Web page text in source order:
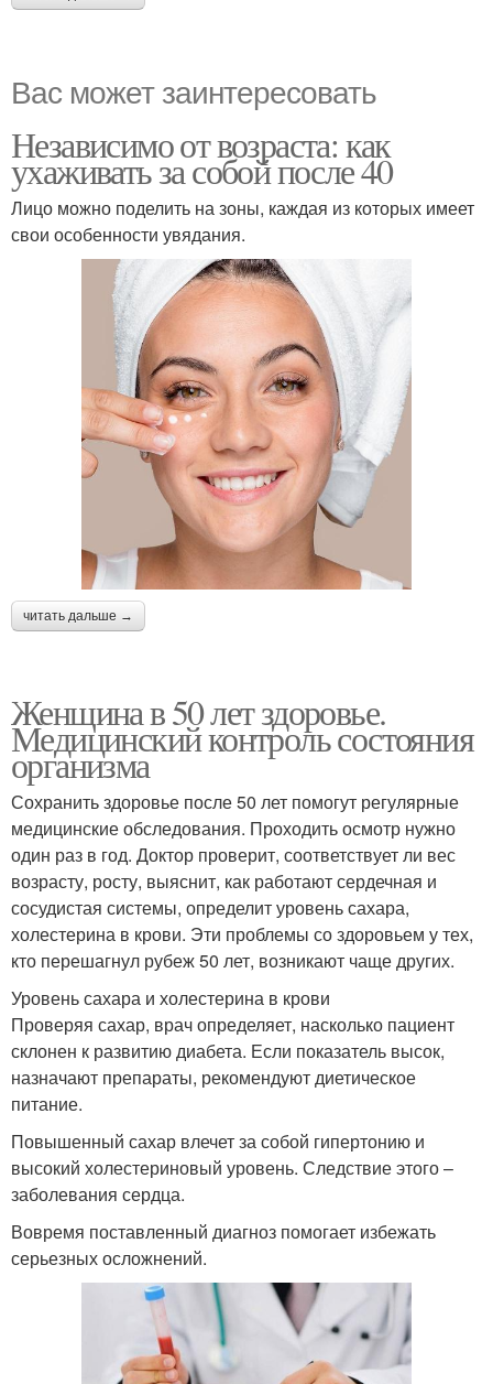
Вас может заинтересовать
Независимо от возраста: как
ухаживать за собой после 40
Лицо можно поделить на зоны, каждая из которых имеет
свои особенности увядания.
читать дальше →
Женщина в 50 лет здоровье.
Медицинский контроль состояния
организма
Сохранить здоровье после 50 лет помогут регулярные
медицинские обследования. Проходить осмотр нужно
один раз в год. Доктор проверит, соответствует ли вес
возрасту, росту, выяснит, как работают сердечная и
сосудистая системы, определит уровень сахара,
холестерина в крови. Эти проблемы со здоровьем у тех,
кто перешагнул рубеж 50 лет, возникают чаще других.
Уровень сахара и холестерина в крови
Проверяя сахар, врач определяет, насколько пациент
склонен к развитию диабета. Если показатель высок,
назначают препараты, рекомендуют диетическое
питание.
Повышенный сахар влечет за собой гипертонию и
высокий холестериновый уровень. Следствие этого –
заболевания сердца.
Вовремя поставленный диагноз помогает избежать
серьезных осложнений.